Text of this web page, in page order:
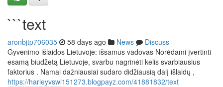
```text
aronbjtp706035 58 days ago News
Discuss
Gyvenimo išlaidos Lietuvoje: išsamus vadovas Norėdami įvertinti
esamą biudžetą Lietuvoje, svarbu nagrinėti kelis svarbiausius
faktorius . Namai dažniausiai sudaro didžiausią dalį išlaidų ,
https://harleyvswl151273.blogpayz.com/41881832/text